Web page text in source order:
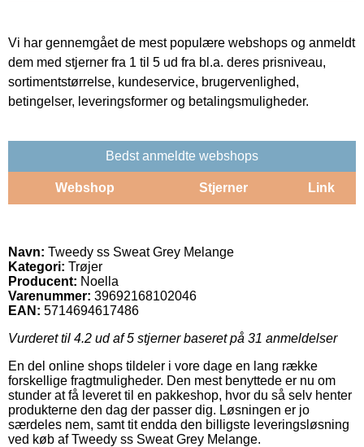
Vi har gennemgået de mest populære webshops og anmeldt
dem med stjerner fra 1 til 5 ud fra bl.a. deres prisniveau,
sortimentstørrelse, kundeservice, brugervenlighed,
betingelser, leveringsformer og betalingsmuligheder.
Bedst anmeldte webshops
Webshop Stjerner Link
Navn: Tweedy ss Sweat Grey Melange
Kategori: Trøjer
Producent: Noella
Varenummer: 39692168102046
EAN: 5714694617486
Vurderet til 4.2 ud af 5 stjerner baseret på 31 anmeldelser
En del online shops tildeler i vore dage en lang række
forskellige fragtmuligheder. Den mest benyttede er nu om
stunder at få leveret til en pakkeshop, hvor du så selv henter
produkterne den dag der passer dig. Løsningen er jo
særdeles nem, samt tit endda den billigste leveringsløsning
ved køb af Tweedy ss Sweat Grey Melange.